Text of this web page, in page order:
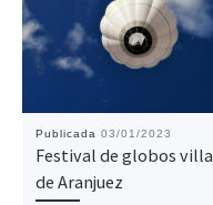
Publicada 03/01/2023
Festival de globos villa
de Aranjuez